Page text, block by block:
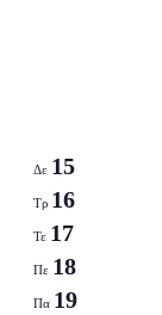
Δε 15
Τρ 16
Τε 17
Πε 18
Πα 19